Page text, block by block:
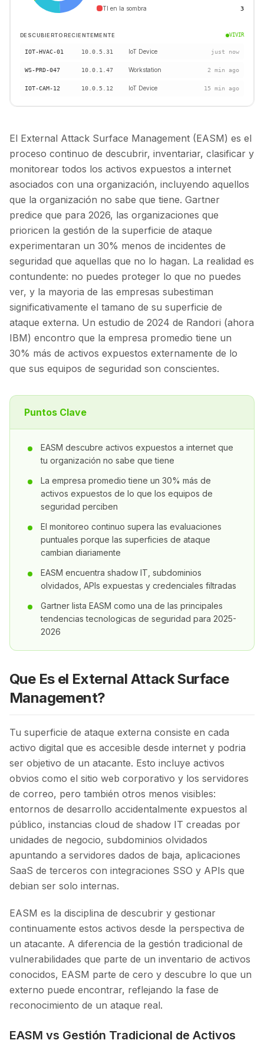
TI en la sombra 3
DESCUBIERTO RECIENTEMENTE VIVIR
IOT-HVAC-01 10.0.5.31 IoT Device just now
WS-PRD-047 10.0.1.47 Workstation 2 min ago
IOT-CAM-12 10.0.5.12 IoT Device 15 min ago
El External Attack Surface Management (EASM) es el
proceso continuo de descubrir, inventariar, clasificar y
monitorear todos los activos expuestos a internet
asociados con una organización, incluyendo aquellos
que la organización no sabe que tiene. Gartner
predice que para 2026, las organizaciones que
prioricen la gestión de la superficie de ataque
experimentaran un 30% menos de incidentes de
seguridad que aquellas que no lo hagan. La realidad es
contundente: no puedes proteger lo que no puedes
ver, y la mayoria de las empresas subestiman
significativamente el tamano de su superficie de
ataque externa. Un estudio de 2024 de Randori (ahora
IBM) encontro que la empresa promedio tiene un
30% más de activos expuestos externamente de lo
que sus equipos de seguridad son conscientes.
Puntos Clave
EASM descubre activos expuestos a internet que
tu organización no sabe que tiene
La empresa promedio tiene un 30% más de
activos expuestos de lo que los equipos de
seguridad perciben
El monitoreo continuo supera las evaluaciones
puntuales porque las superficies de ataque
cambian diariamente
EASM encuentra shadow IT, subdominios
olvidados, APIs expuestas y credenciales filtradas
Gartner lista EASM como una de las principales
tendencias tecnologicas de seguridad para 2025-
2026
Que Es el External Attack Surface
Management?
Tu superficie de ataque externa consiste en cada
activo digital que es accesible desde internet y podria
ser objetivo de un atacante. Esto incluye activos
obvios como el sitio web corporativo y los servidores
de correo, pero también otros menos visibles:
entornos de desarrollo accidentalmente expuestos al
público, instancias cloud de shadow IT creadas por
unidades de negocio, subdominios olvidados
apuntando a servidores dados de baja, aplicaciones
SaaS de terceros con integraciones SSO y APIs que
debian ser solo internas.
EASM es la disciplina de descubrir y gestionar
continuamente estos activos desde la perspectiva de
un atacante. A diferencia de la gestión tradicional de
vulnerabilidades que parte de un inventario de activos
conocidos, EASM parte de cero y descubre lo que un
externo puede encontrar, reflejando la fase de
reconocimiento de un ataque real.
EASM vs Gestión Tradicional de Activos